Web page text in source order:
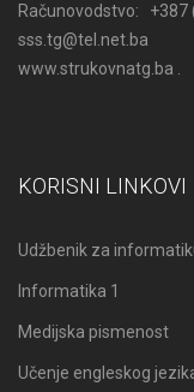
Računovodstvo: +387
sss.tg@tel.net.ba
www.strukovnatg.ba .
KORISNI LINKOVI
Udžbenik za
Informatika 1
Medijska pismenost
Učenje engleskog